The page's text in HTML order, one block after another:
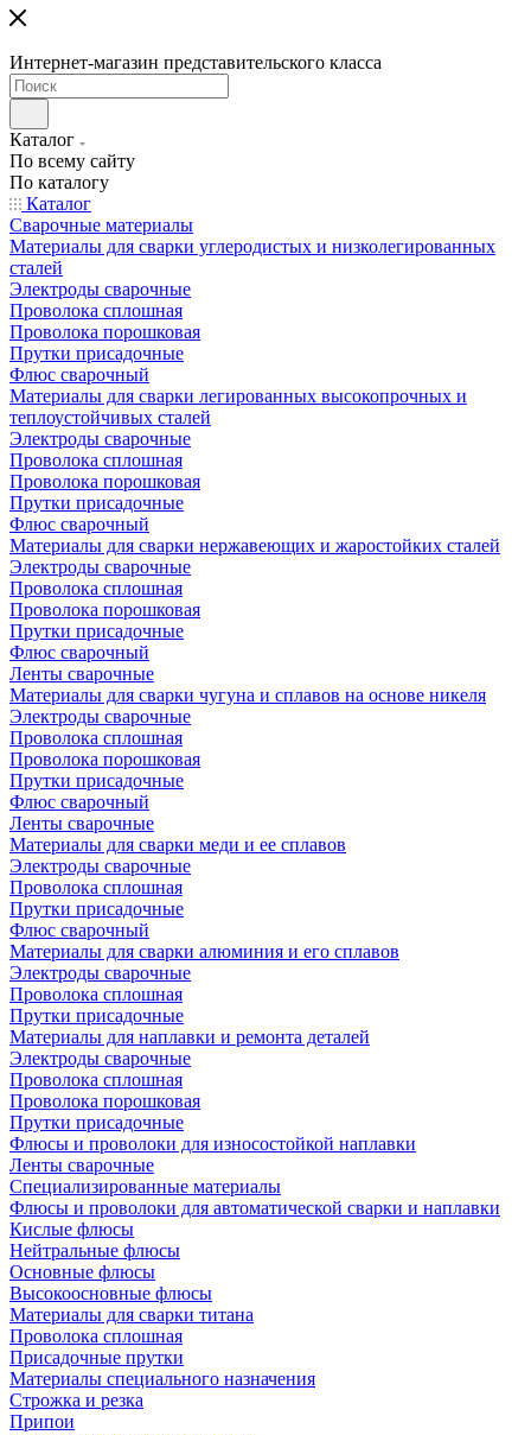
Интернет-магазин представительского класса
Каталог
По всему сайту
По каталогу
Каталог
Сварочные материалы
Материалы для сварки углеродистых и низколегированных
сталей
Электроды сварочные
Проволока сплошная
Проволока порошковая
Прутки присадочные
Флюс сварочный
Материалы для сварки легированных высокопрочных и
теплоустойчивых сталей
Электроды сварочные
Проволока сплошная
Проволока порошковая
Прутки присадочные
Флюс сварочный
Материалы для сварки нержавеющих и жаростойких сталей
Электроды сварочные
Проволока сплошная
Проволока порошковая
Прутки присадочные
Флюс сварочный
Ленты сварочные
Материалы для сварки чугуна и сплавов на основе никеля
Электроды сварочные
Проволока сплошная
Проволока порошковая
Прутки присадочные
Флюс сварочный
Ленты сварочные
Материалы для сварки меди и ее сплавов
Электроды сварочные
Проволока сплошная
Прутки присадочные
Флюс сварочный
Материалы для сварки алюминия и его сплавов
Электроды сварочные
Проволока сплошная
Прутки присадочные
Материалы для наплавки и ремонта деталей
Электроды сварочные
Проволока сплошная
Проволока порошковая
Прутки присадочные
Флюсы и проволоки для износостойкой наплавки
Ленты сварочные
Специализированные материалы
Флюсы и проволоки для автоматической сварки и наплавки
Кислые флюсы
Нейтральные флюсы
Основные флюсы
Высокоосновные флюсы
Материалы для сварки титана
Проволока сплошная
Присадочные прутки
Материалы специального назначения
Строжка и резка
Припои